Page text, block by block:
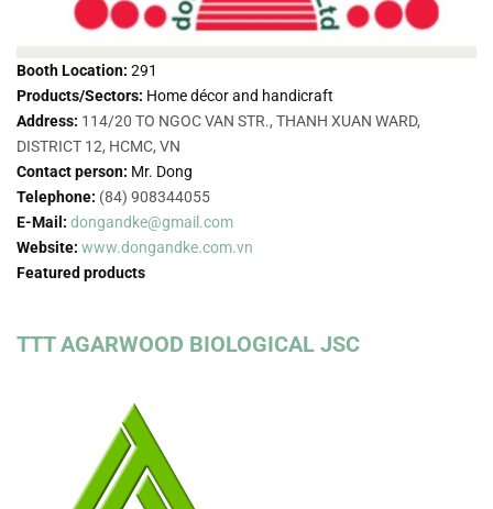
Booth Location: 291
Products/Sectors: Home décor and handicraft
Address: 114/20 TO NGOC VAN STR., THANH XUAN WARD,
DISTRICT 12, HCMC, VN
Contact person: Mr. Dong
Telephone: (84) 908344055
E-Mail: dongandke@gmail.com
Website: www.dongandke.com.vn
Featured products
TTT AGARWOOD BIOLOGICAL JSC